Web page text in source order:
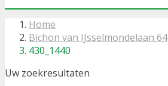
Home
Bichon van IJsselmondelaan 64
430_1440
Uw zoekresultaten